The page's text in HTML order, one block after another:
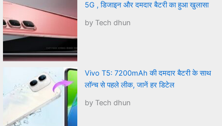
5G , डिजाइन और दमदार बैटरी का हुआ खुलासा
by Tech dhun
Vivo T5: 7200mAh की दमदार बैटरी के साथ
लॉन्च से पहले लीक, जानें हर डिटेल
by Tech dhun